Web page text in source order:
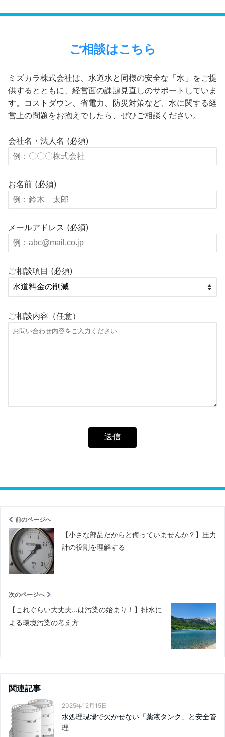
ご相談はこちら
ミズカラ株式会社は、水道水と同様の安全な「水」をご提
供するとともに、経営面の課題見直しのサポートしていま
す。コストダウン、省電力、防災対策など、水に関する経
営上の問題をお抱えでしたら、ぜひご相談ください。
会社名・法人名 (必須)
お名前 (必須)
メールアドレス (必須)
ご相談項目 (必須)
ご相談内容（任意）
前のページへ
【小さな部品だからと侮っていませんか？】圧力
計の役割を理解する
次のページへ
【これぐらい大丈夫…は汚染の始まり！】排水に
よる環境汚染の考え方
関連記事
2025年12月15日
水処理現場で欠かせない「薬液タンク」と安全管
理